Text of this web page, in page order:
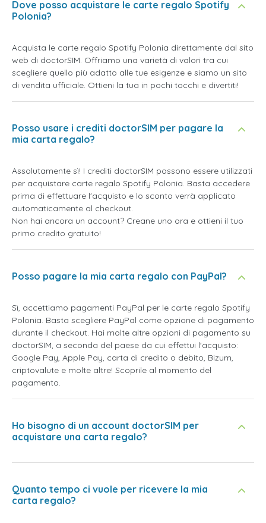
Dove posso acquistare le carte regalo Spotify
Polonia?
Acquista le carte regalo Spotify Polonia direttamente dal sito
web di doctorSIM. Offriamo una varietà di valori tra cui
scegliere quello più adatto alle tue esigenze e siamo un sito
di vendita ufficiale. Ottieni la tua in pochi tocchi e divertiti!
Posso usare i crediti doctorSIM per pagare la
mia carta regalo?
Assolutamente sì! I crediti doctorSIM possono essere utilizzati
per acquistare carte regalo Spotify Polonia. Basta accedere
prima di effettuare l'acquisto e lo sconto verrà applicato
automaticamente al checkout.
Non hai ancora un account? Creane uno ora e ottieni il tuo
primo credito gratuito!
Posso pagare la mia carta regalo con PayPal?
Sì, accettiamo pagamenti PayPal per le carte regalo Spotify
Polonia. Basta scegliere PayPal come opzione di pagamento
durante il checkout. Hai molte altre opzioni di pagamento su
doctorSIM, a seconda del paese da cui effettui l'acquisto:
Google Pay, Apple Pay, carta di credito o debito, Bizum,
criptovalute e molte altre! Scoprile al momento del
pagamento.
Ho bisogno di un account doctorSIM per
acquistare una carta regalo?
Quanto tempo ci vuole per ricevere la mia
carta regalo?